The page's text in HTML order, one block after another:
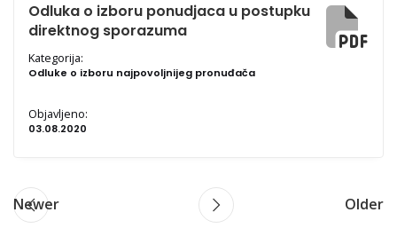
Odluka o izboru ponudjaca u postupku
direktnog sporazuma
Kategorija:
Odluke o izboru najpovoljnijeg pronuđača
Objavljeno:
03.08.2020
Newer Older